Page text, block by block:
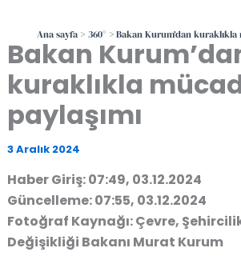
Ana sayfa 360° Bakan Kurum’dan kuraklıkla
Bakan
kuraklıkla
paylaşımı
3 Aralık 2024
Haber Giriş: 07:49, 03.12.2024
Güncelleme: 07:55, 03.12.2024
Fotoğraf Kaynağı: Çevre,
Değişikliği Bakanı Murat Kurum